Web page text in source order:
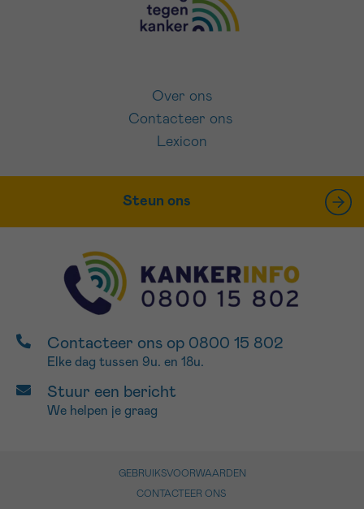
Over ons
Contacteer ons
Lexicon
Steun ons
Contacteer ons op 0800 15 802
Elke dag tussen 9u. en 18u.
Stuur een bericht
We helpen je graag
GEBRUIKSVOORWAARDEN
CONTACTEER ONS